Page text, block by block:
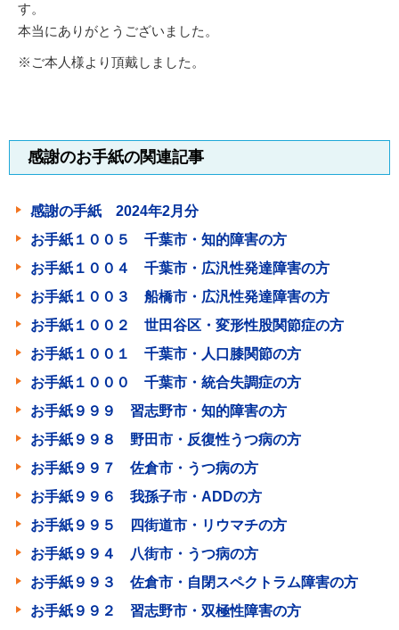
す。
本当にありがとうございました。
※ご本人様より頂戴しました。
感謝のお手紙の関連記事
感謝の手紙 2024年2月分
お手紙１００５ 千葉市・知的障害の方
お手紙１００４ 千葉市・広汎性発達障害の方
お手紙１００３ 船橋市・広汎性発達障害の方
お手紙１００２ 世田谷区・変形性股関節症の方
お手紙１００１ 千葉市・人口膝関節の方
お手紙１０００ 千葉市・統合失調症の方
お手紙９９９ 習志野市・知的障害の方
お手紙９９８ 野田市・反復性うつ病の方
お手紙９９７ 佐倉市・うつ病の方
お手紙９９６ 我孫子市・ADDの方
お手紙９９５ 四街道市・リウマチの方
お手紙９９４ 八街市・うつ病の方
お手紙９９３ 佐倉市・自閉スペクトラム障害の方
お手紙９９２ 習志野市・双極性障害の方